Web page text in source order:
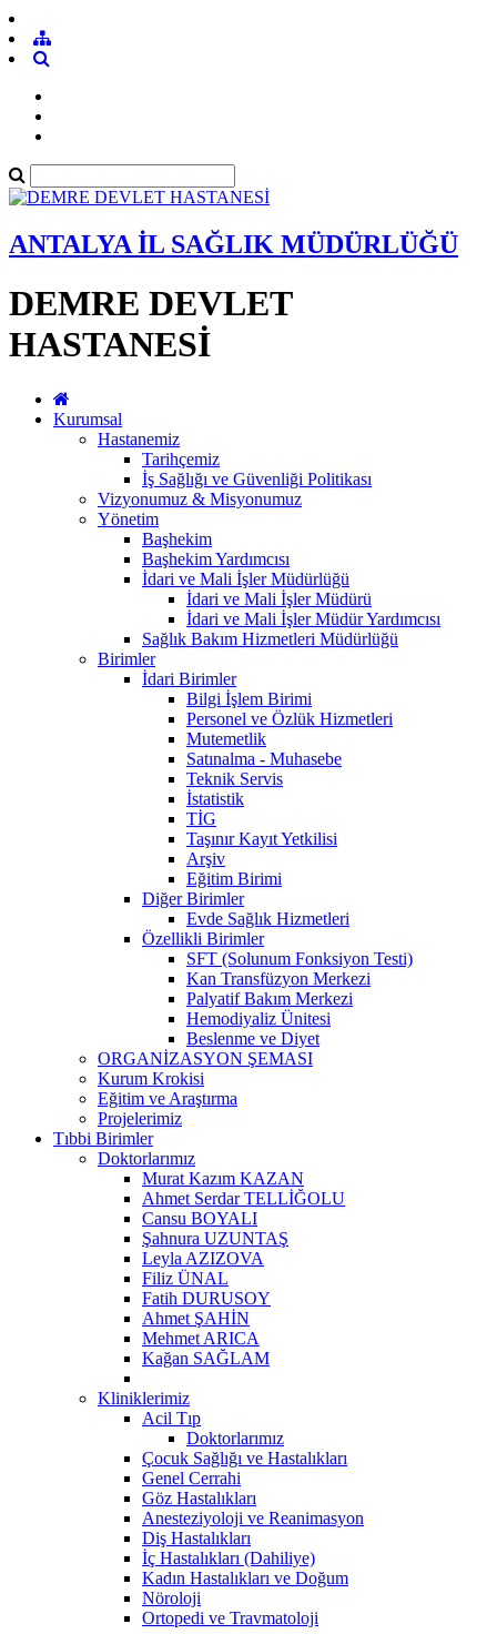
ANTALYA İL SAĞLIK MÜDÜRLÜĞÜ
DEMRE DEVLET
HASTANESİ
Kurumsal
Hastanemiz
Tarihçemiz
İş Sağlığı ve Güvenliği Politikası
Vizyonumuz & Misyonumuz
Yönetim
Başhekim
Başhekim Yardımcısı
İdari ve Mali İşler Müdürlüğü
İdari ve Mali İşler Müdürü
İdari ve Mali İşler Müdür Yardımcısı
Sağlık Bakım Hizmetleri Müdürlüğü
Birimler
İdari Birimler
Bilgi İşlem Birimi
Personel ve Özlük Hizmetleri
Mutemetlik
Satınalma - Muhasebe
Teknik Servis
İstatistik
TİG
Taşınır Kayıt Yetkilisi
Arşiv
Eğitim Birimi
Diğer Birimler
Evde Sağlık Hizmetleri
Özellikli Birimler
SFT (Solunum Fonksiyon Testi)
Kan Transfüzyon Merkezi
Palyatif Bakım Merkezi
Hemodiyaliz Ünitesi
Beslenme ve Diyet
ORGANİZASYON ŞEMASI
Kurum Krokisi
Eğitim ve Araştırma
Projelerimiz
Tıbbi Birimler
Doktorlarımız
Murat Kazım KAZAN
Ahmet Serdar TELLİĞOLU
Cansu BOYALI
Şahnura UZUNTAŞ
Leyla AZIZOVA
Filiz ÜNAL
Fatih DURUSOY
Ahmet ŞAHİN
Mehmet ARICA
Kağan SAĞLAM
Kliniklerimiz
Acil Tıp
Doktorlarımız
Çocuk Sağlığı ve Hastalıkları
Genel Cerrahi
Göz Hastalıkları
Anesteziyoloji ve Reanimasyon
Diş Hastalıkları
İç Hastalıkları (Dahiliye)
Kadın Hastalıkları ve Doğum
Nöroloji
Ortopedi ve Travmatoloji